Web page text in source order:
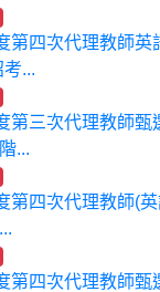
第四次代理教師英
...
第三次代理教師甄
...
第四次代理教師(
第四次代理教師甄